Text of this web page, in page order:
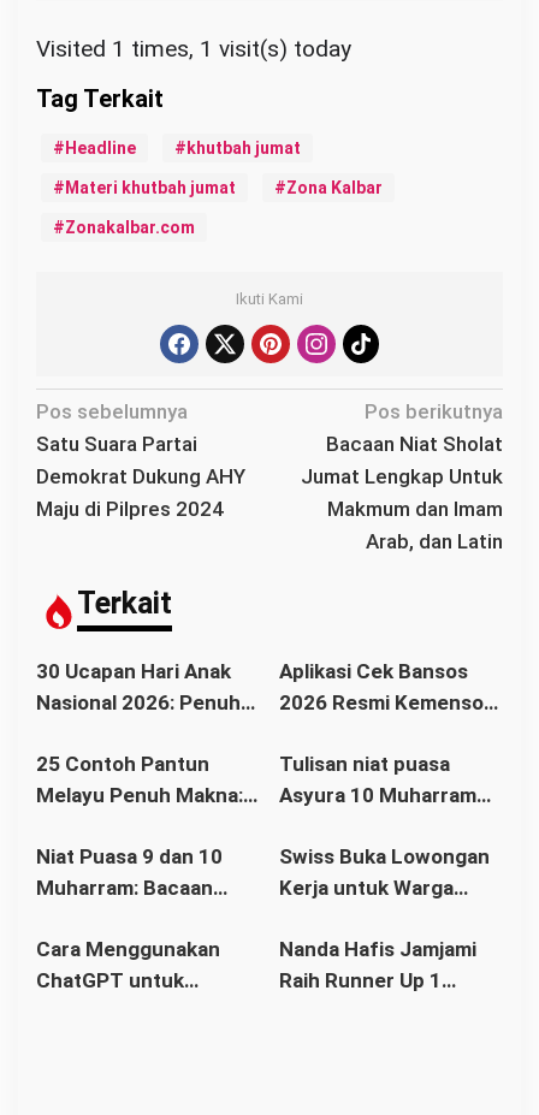
Visited 1 times, 1 visit(s) today
Headline khutbah jumat
Materi khutbah jumat Zona Kalbar
Zonakalbar.com
Ikuti Kami
N
a
v
i
s
p
o
Pos sebelumnya
Satu Suara Partai
Demokrat Dukung AHY
Maju di Pilpres 2024
Pos berikutnya
Bacaan Niat Sholat
Jumat Lengkap Untuk
Makmum dan Imam
Arab, dan Latin
Terkait
30 Ucapan Hari Anak
Nasional 2026: Penuh
Menyentuh Hati
Aplikasi Cek Bansos
2026 Resmi Kemensos,
Penerima BPNT dan
PKH Lewat HP
25 Contoh Pantun
Melayu Penuh Makna:
Tetap Relevan di Era
Modern
Tulisan niat puasa
Asyura 10 Muharram
Artinya
Niat Puasa 9 dan 10
Muharram: Bacaan
Bahasa Arab, Latin dan
Artinya Lengkap
Swiss Buka Lowongan
Kerja untuk Warga
Cara Menggunakan
ChatGPT untuk
Nanda Hafis Jamjami
Raih Runner Up 1